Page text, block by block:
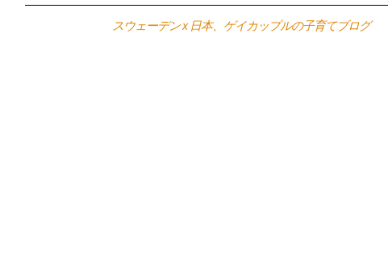
スウェーデン x 日本、ゲイカップルの子育てブログ